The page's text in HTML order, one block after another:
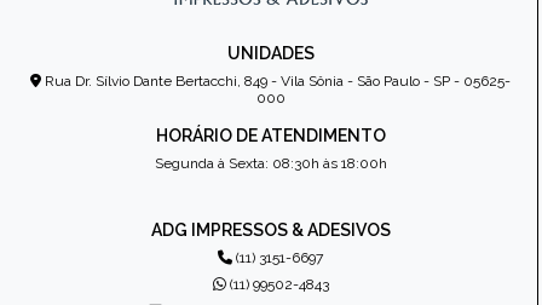
UNIDADES
Rua Dr. Sílvio Dante Bertacchi, 849 - Vila Sônia - São Paulo - SP - 05625-
000
HORÁRIO DE ATENDIMENTO
Segunda à Sexta: 08:30h às 18:00h
ADG IMPRESSOS & ADESIVOS
(11) 3151-6697
(11) 99502-4843